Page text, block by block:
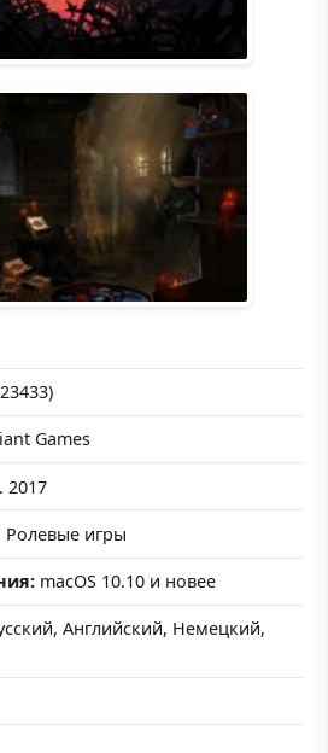
Games
2017
игры
macOS 10.10 и новее
Английский, Немецкий,